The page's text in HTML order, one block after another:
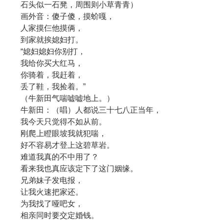
石头似一石凳，周围则小草青青）
画外音：傻子傻，摸蚧嘎，
人家摸仨他摸俩，
到家就挨媳妇打。
“媳妇媳妇你别打，
我给你买大红马，
你骑着，我赶着，
丢了鞋，我捡着。”
（牛新田气喘嘘嘘地上。）
牛新田：（唱）人都说三十七八正当年，
我今天只觉得不如从前。
刚爬上瞪眼坡我就犯喘，
好不容易才登上这碧草岩。
难道我真的不中用了？
看来我也真应该定下了这门姻缘。
兄弟妹子发电报，
让我火速把家还。
为我找了哑吧女，
相亲同时要交定婚钱。